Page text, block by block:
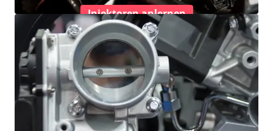
Injektoren anlernen